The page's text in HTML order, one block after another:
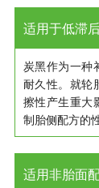
适用于低滞
炭黑作为一种
耐久性。就轮
擦性产生重大
制胎侧配方的
适用非胎面